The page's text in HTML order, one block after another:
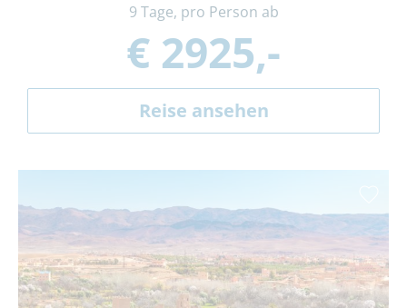
9 Tage, pro Person ab
€ 2925,-
Reise ansehen